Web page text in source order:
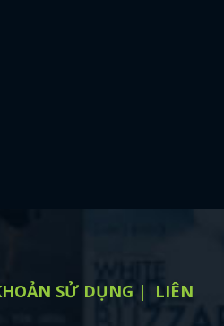
SỬ DỤNG
LIÊN